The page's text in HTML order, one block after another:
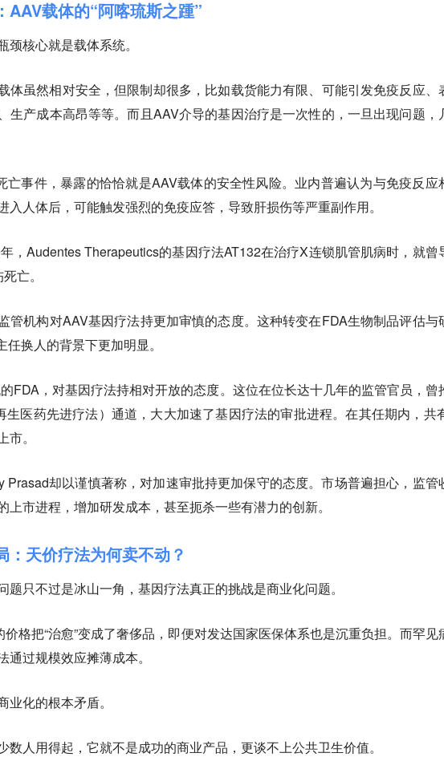
AAV载体的“阿喀琉斯之踵”
颈核心就是载体系统。
体虽然相对安全，但限制却很多，比如载货能力有限、可能引发免疫反应、
生产成本高昂等等。而且AAV介导的基因治疗是一次性的，一旦出现问题，
亡事件，暴露的恰恰就是AAV载体的安全性风险。业内普遍认为与免疫反应
人体后，可能触发强烈的免疫应答，导致肝损伤等严重副作用。
，Audentes Therapeutics的基因疗法AT132在治疗X连锁肌管肌病时，就曾
亡。
管机构对AAV基因疗法持更加审慎的态度。这种转变在FDA生物制品评估与
换人的背景下更加明显。
FDA，对基因疗法持相对开放的态度。这位在位长达十几年的监管官员，曾
生医药先进疗法）通道，大大加速了基因疗法的审批进程。在其任期内，共
。
Prasad却以谨慎著称，对加速审批持更加保守的态度。市场普遍担心，监管
上市进程，增加研发成本，甚至扼杀一些有潜力的创新。
：天价疗法为何卖不动？
题只不过是冰山一角，基因疗法真正的挑战是商业化问题。
格把“治愈”变成了奢侈品，即便对发达国家医保体系也是沉重负担。而罕见
通过规模效应摊薄成本。
化的根本矛盾。
数人用得起，它就不是成功的商业产品，更谈不上公共卫生价值。